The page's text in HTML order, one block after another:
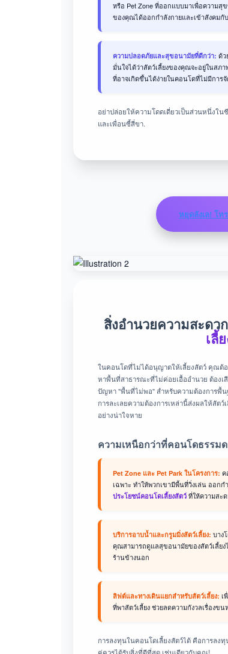
หรือ Pet Zone ที่ออกแบบมาเพื่อความสุ
ของคุณได้ออกกำลังกายและเข้าสังคมกั
ความปลอดภัยและสุขอนามัยที่ดีกว่า: ด้ว
มั่นใจได้ว่าสัตว์เลี้ยงของคุณจะอยู่ในสภ
ที่อาจเกิดขึ้นได้ง่ายในคอนโดที่ไม่มีการ
อย่าปล่อยให้ความโดดเดี่ยวเป็นส่วนหนึ่งใ
และเพื่อนซี้สี่ขา.
หยุดลังเล! โท
สิ่งอำนวยความสะดว
เลี้
ในคอนโดที่ไม่ได้อนุญาตให้เลี้ยงสัตว์ คุณต้
หาพื้นที่สาธารณะที่ไม่ค่อยเอื้ออำนวย ต้องเ
ปัญหา "พื้นที่ไม่พอ" สำหรับความต้องการพื้น
การละเลยความต้องการเหล่านี้ส่งผลให้สั
อย่างน่าใจหาย
ความเหนือกว่าที่คอนโดธรรม
Pet Zone และ Pet Park ในโครงการ: ค
เฉพาะ ทำให้พวกเขามีพื้นที่วิ่งเล่น ออก
ประโยชน์คอนโดเลี้ยงสัตว์ ที่ให้ความสะ
บริการอาบน้ำและกรูมมิ่งสัตว์เลี้ยง: บาง
คุณสามารถดูแลสุขอนามัยของสัตว์เลี้ยง
ร้านข้างนอก
ลิฟต์และทางเดินแยกสำหรับสัตว์เลี้ยง: เ
ที่พาสัตว์เลี้ยง ช่วยลดความกังวลเรื่องข
การลงทุนในคอนโดเลี้ยงสัตว์ได้ คือการล